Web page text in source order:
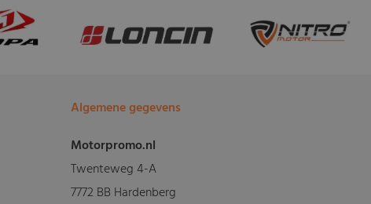
Algemene gegevens
Motorpromo.nl
Twenteweg 4-A
7772 BB Hardenberg